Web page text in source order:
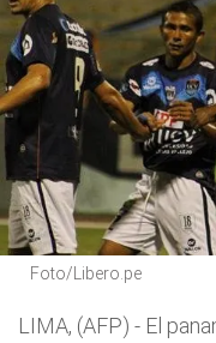
Foto/Libero.pe
LIMA, (AFP) - El